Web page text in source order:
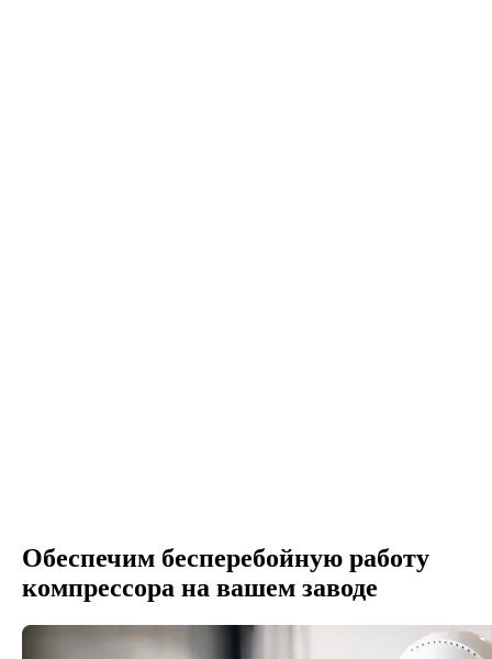
Обеспечим бесперебойную работу
компрессора на вашем заводе